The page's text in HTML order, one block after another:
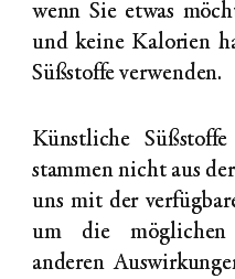
wenn Sie etwas
und keine Kalorien
Süßstoffe verwenden.
Künstliche
stammen nicht aus
uns mit der
um die möglichen
anderen